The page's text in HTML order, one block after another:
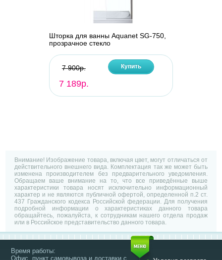
Шторка для ванны Aquanet SG-750,
прозрачное стекло
7 900р.
7 189р.
Купить
Внимание! Изображение товара, включая цвет, могут отличаться от
действительного внешнего вида. Комплектация так же может быть
изменена производителем без предварительного уведомления.
Обращаем ваше внимание на то, что все приведённые выше
характеристики товара носят исключительно информационный
характер и не являются публичной офертой, определенной п.2 ст.
437 Гражданского кодекса Российской федерации. Для получения
подробной информации о характеристиках данного товара
обращайтесь, пожалуйста, к сотрудникам нашего отдела продаж
или в Российское представительство данного товара.
Время работы:
Офис, пункт самовывоза и доставки с